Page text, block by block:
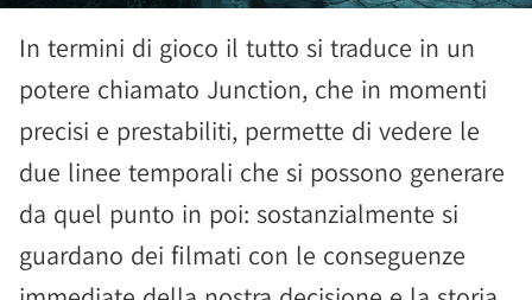
In termini di gioco il tutto si traduce in un
potere chiamato Junction, che in momenti
precisi e prestabiliti, permette di vedere le
due linee temporali che si possono generare
da quel punto in poi: sostanzialmente si
guardano dei filmati con le conseguenze